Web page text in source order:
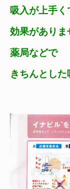
吸入が上手
効果がありま
薬局などで
きちんとし